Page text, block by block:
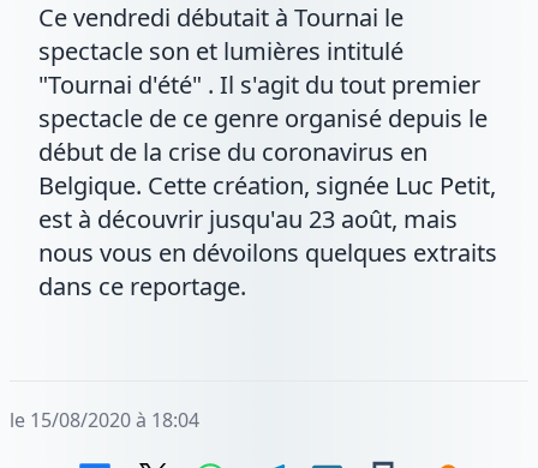
Ce vendredi débutait à Tournai le
spectacle son et lumières intitulé
"Tournai d'été" . Il s'agit du tout premier
spectacle de ce genre organisé depuis le
début de la crise du coronavirus en
Belgique. Cette création, signée Luc Petit,
est à découvrir jusqu'au 23 août, mais
nous vous en dévoilons quelques extraits
dans ce reportage.
le 15/08/2020 à 18:04